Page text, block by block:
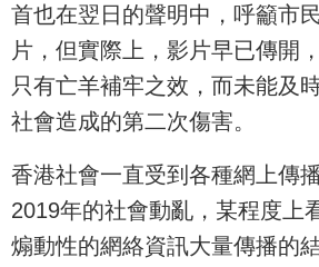
首也在翌日的聲明中，呼籲市
片，但實際上，影片早已傳開
只有亡羊補牢之效，而未能及
社會造成的第二次傷害。
香港社會一直受到各種網上傳
2019年的社會動亂，某程度上
煽動性的網絡資訊大量傳播的